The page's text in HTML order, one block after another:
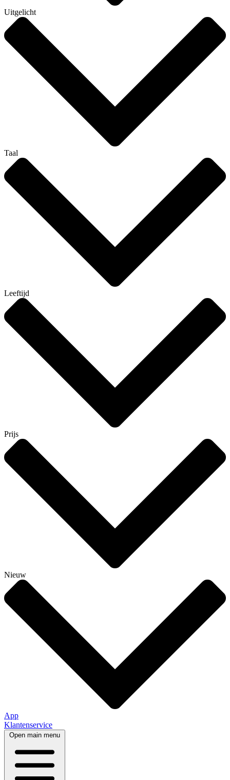
Uitgelicht
Taal
Leeftijd
Prijs
Nieuw
App
Klantenservice
Open main menu